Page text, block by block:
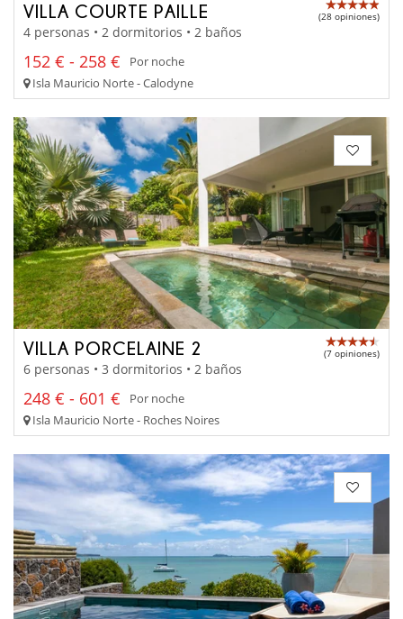
VILLA COURTE PAILLE (28 opiniones)
4 personas • 2 dormitorios • 2 baños
152 € - 258 €
Por noche
Isla Mauricio Norte - Calodyne
VILLA PORCELAINE 2 (7 opiniones)
6 personas • 3 dormitorios • 2 baños
248 € - 601 €
Por noche
Isla Mauricio Norte - Roches Noires